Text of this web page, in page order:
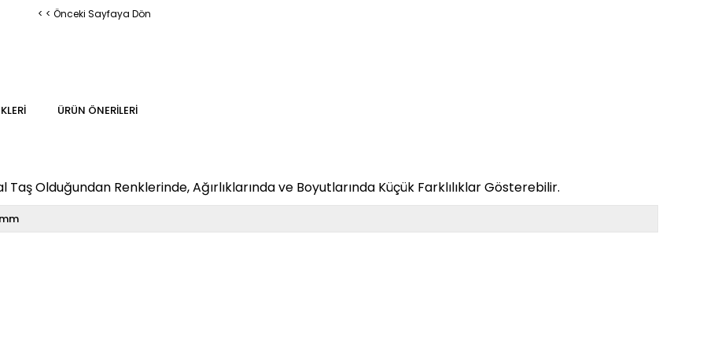
< < Önceki Sayfaya Dön
ÜRÜN ÖNERILERI
Olduğundan Renklerinde, Ağırlıklarında ve Boyutlarında Küçük Farklılıklar Gösterebilir.